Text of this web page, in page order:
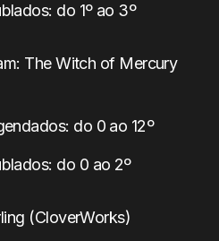
do 1º ao 3º
The Witch of Mercury
do 0 ao 12º
do 0 ao 2º
(CloverWorks)